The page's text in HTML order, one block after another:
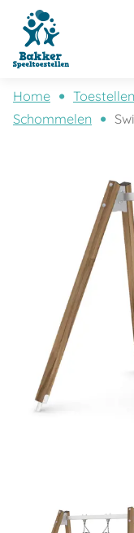
Home Toestellen
Schommelen